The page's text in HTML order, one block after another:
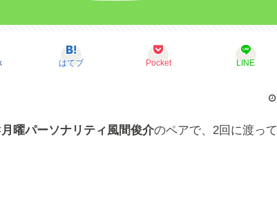
はてブ Pocket LINE
曜パーソナリティ風間俊介のペアで、2回に渡って